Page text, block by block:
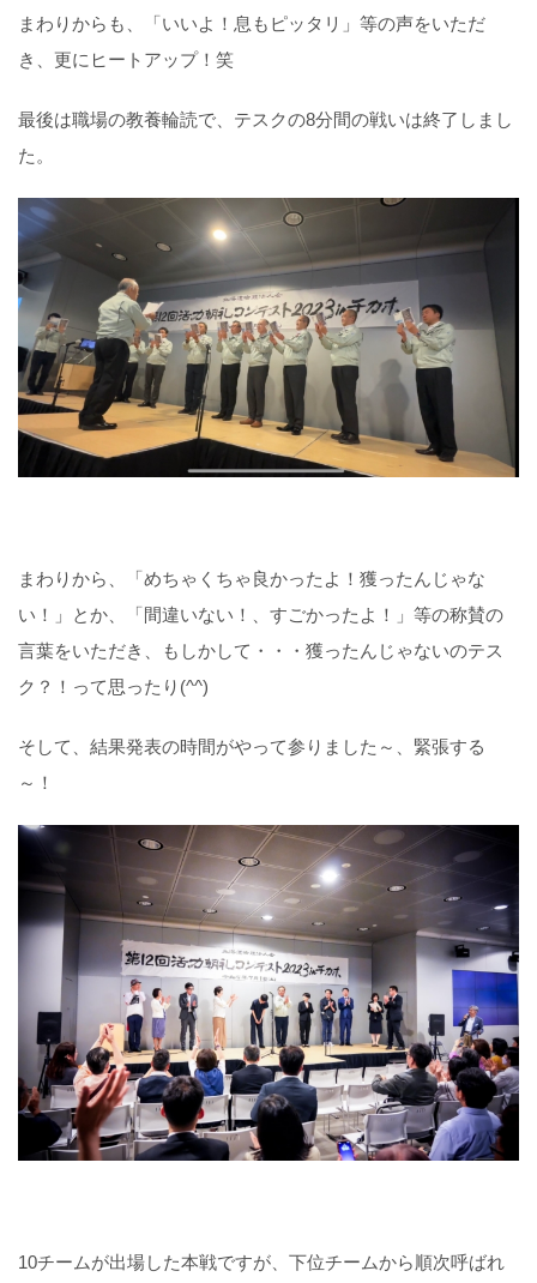
まわりからも、「いいよ！息もピッタリ」等の声をいただ
き、更にヒートアップ！笑
最後は職場の教養輪読で、テスクの8分間の戦いは終了しまし
た。
まわりから、「めちゃくちゃ良かったよ！獲ったんじゃな
い！」とか、「間違いない！、すごかったよ！」等の称賛の
言葉をいただき、もしかして・・・獲ったんじゃないのテス
ク？！って思ったり(^^)
そして、結果発表の時間がやって参りました～、緊張する
～！
10チームが出場した本戦ですが、下位チームから順次呼ばれ